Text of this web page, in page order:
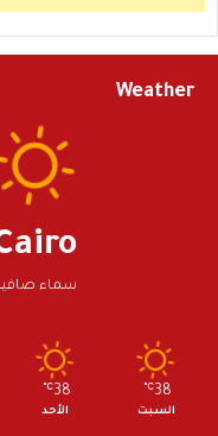
Weather
سماء
38
℃
السبت
38
℃
الأحد